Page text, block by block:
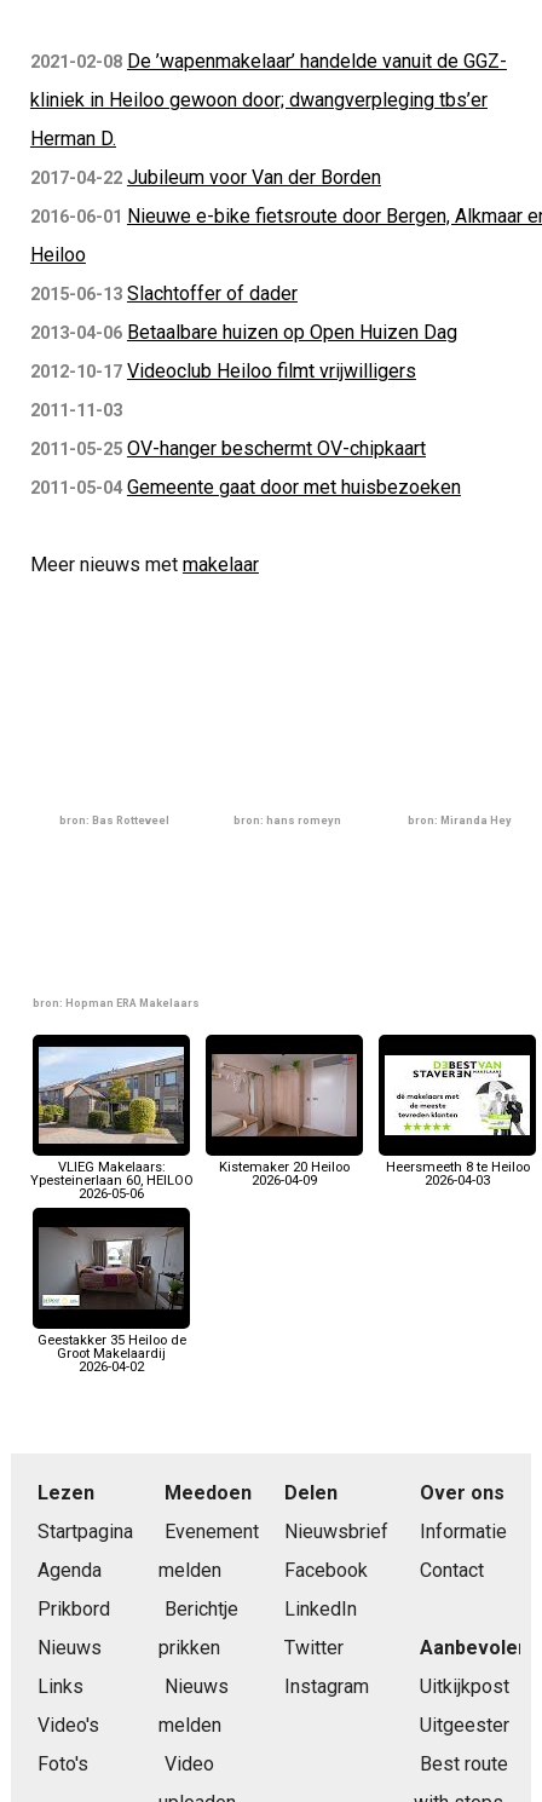
2021-02-08 De ’wapenmakelaar’ handelde vanuit de GGZ-
kliniek in Heiloo gewoon door; dwangverpleging tbs’er
Herman D.
2017-04-22 Jubileum voor Van der Borden
2016-06-01 Nieuwe e-bike fietsroute door Bergen, Alkmaar
Heiloo
2015-06-13 Slachtoffer of dader
2013-04-06 Betaalbare huizen op Open Huizen Dag
2012-10-17 Videoclub Heiloo filmt vrijwilligers
2011-11-03
2011-05-25 OV-hanger beschermt OV-chipkaart
2011-05-04 Gemeente gaat door met huisbezoeken
Meer nieuws met makelaar
bron: Bas Rotteveel bron: hans romeyn bron: Miranda Hey
bron: Hopman ERA Makelaars
VLIEG Makelaars:
Ypesteinerlaan 60, HEILOO
2026-05-06
Kistemaker 20 Heiloo
2026-04-09
Heersmeeth 8 te Heiloo
2026-04-03
Geestakker 35 Heiloo de
Groot Makelaardij
2026-04-02
Lezen
Startpagina
Agenda
Prikbord
Nieuws
Links
Video's
Foto's
Meedoen
Evenement
melden
Berichtje
prikken
Nieuws
melden
Video
Delen
Nieuwsbrief
Facebook
LinkedIn
Twitter
Instagram
Over ons
Informatie
Contact
Aanbevolen
Uitkijkpost
Uitgeester
Best route